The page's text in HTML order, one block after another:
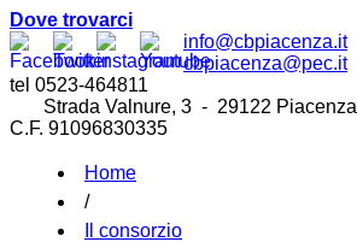
Dove trovarci
info@cbpiacenza.it
cbpiacenza@pec.it
tel 0523-464811
Strada Valnure, 3 - 29122 Piacenza
C.F. 91096830335
Home
/
Il consorzio